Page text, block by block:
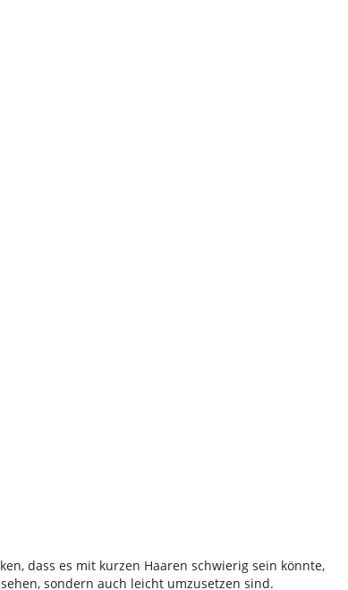
dass es mit kurzen Haaren schwierig sein könnte,
sondern auch leicht umzusetzen sind.